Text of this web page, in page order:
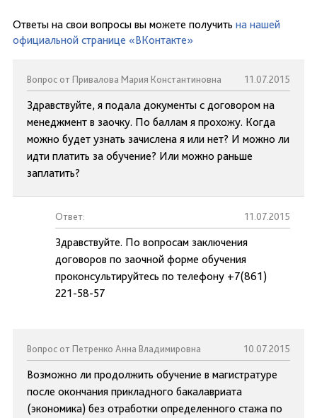
Ответы на свои вопросы вы можете получить на нашей
официальной странице «ВКонтакте»
Вопрос от Привалова Мария Константиновна 11.07.2015
Здравствуйте, я подала документы с договором на
менеджмент в заочку. По баллам я прохожу. Когда
можно будет узнать зачислена я или нет? И можно ли
идти платить за обучение? Или можно раньше
заплатить?
Ответ: 11.07.2015
Здравствуйте. По вопросам заключения
договоров по заочной форме обучения
проконсультируйтесь по телефону +7(861)
221-58-57
Вопрос от Петренко Анна Владимировна 10.07.2015
Возможно ли продолжить обучение в магистратуре
после окончания прикладного бакалавриата
(экономика) без отработки определенного стажа по